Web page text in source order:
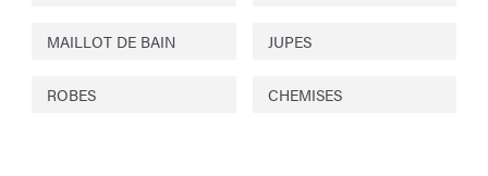
MAILLOT DE BAIN JUPES
ROBES CHEMISES